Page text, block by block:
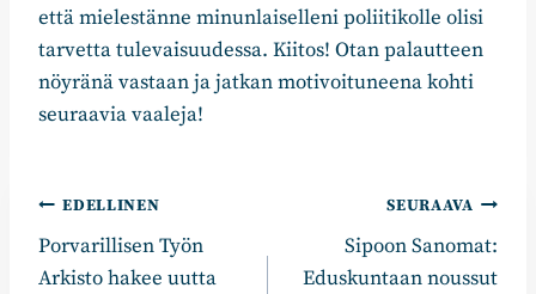
että mielestänne minunlaiselleni poliitikolle olisi
tarvetta tulevaisuudessa. Kiitos! Otan palautteen
nöyränä vastaan ja jatkan motivoituneena kohti
seuraavia vaaleja!
Artikkelien
selaus
EDELLINEN
Porvarillisen Työn
Arkisto hakee uutta
SEURAAVA
Sipoon Sanomat:
Eduskuntaan noussut